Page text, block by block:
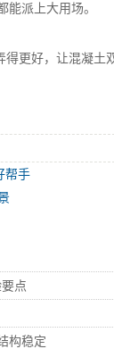
派上大用场。
好，让混凝土
帮手
点
构稳定